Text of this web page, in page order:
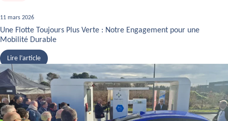
11 mars 2026
Une Flotte Toujours Plus Verte : Notre Engagement pour une
Mobilité Durable
Lire l’article